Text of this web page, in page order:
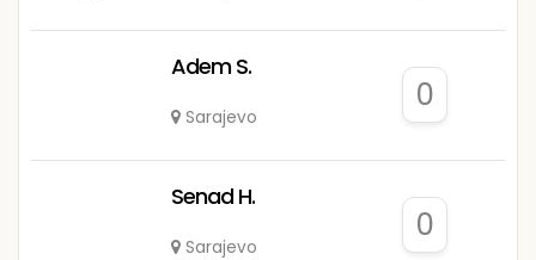
Adem S.
Sarajevo
0
Senad H.
Sarajevo
0